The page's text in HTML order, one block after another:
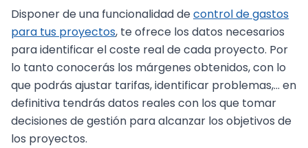
Disponer de una funcionalidad decontrol de gastos
para tus proyectos, te ofrece los datos necesarios
para identificar el coste real de cada proyecto. Por
lo tanto conocerás los márgenes obtenidos, con lo
que podrás ajustar tarifas, identificar problemas,... en
definitiva tendrás datos reales con los que tomar
decisiones de gestión para alcanzar los objetivos de
los proyectos.